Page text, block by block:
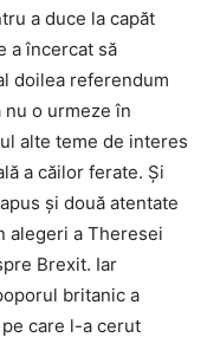
a duce la capăt
a încercat să
doilea referendum
o urmeze în
alte teme de interes
a căilor ferate. Și
și două atentate
alegeri a Theresei
Brexit. Iar
britanic a
care l-a cerut